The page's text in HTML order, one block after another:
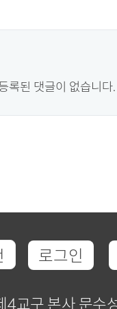
록된 댓글이 없습니다.
로그인
4교구 본사 문수